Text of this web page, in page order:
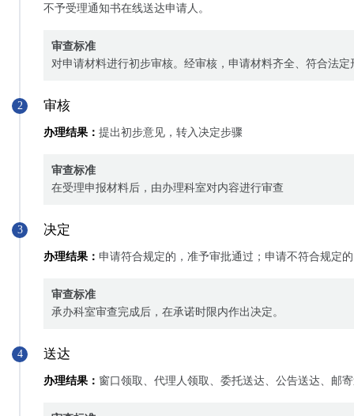
不予受理通知书在线送达申请人。
审查标准
对申请材料进行初步审核。经审核，申请材料齐全、符合法
2 审核
办理结果： 提出初步意见，转入决定步骤
审查标准
在受理申报材料后，由办理科室对内容进行审查
3 决定
办理结果： 申请符合规定的，准予审批通过；申请不符合规定
审查标准
承办科室审查完成后，在承诺时限内作出决定。
4 送达
办理结果： 窗口领取、代理人领取、委托送达、公告送达、邮